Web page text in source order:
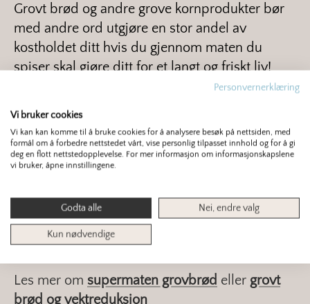
Grovt brød og andre grove kornprodukter bør
med andre ord utgjøre en stor andel av
kostholdet ditt hvis du gjennom maten du
spiser skal gjøre ditt for et langt og friskt liv!
Kilde: Whole grain consumption and risk of
cardiovascular disease, cancer, and all cause
and cause specific mortality: systematic review
and dose-response meta-analysis of
Keum, Edward Giovannucci, Lars T Fadnes,
Paolo Boffetta, Darren C Greenwood, Serena
Tonstad, Lars J Vatten, Elio Riboli, Teresa Norat
Les mer om supermaten grovbrød eller grovt
brød og vektreduksjon
Personvernerklæring
Vi bruker cookies
Vi kan kan komme til å bruke cookies for å analysere besøk på nettsiden, med
formål om å forbedre nettstedet vårt, vise personlig tilpasset innhold og for å gi
deg en flott nettstedopplevelse. For mer informasjon om informasjonskapslene
vi bruker, åpne innstillingene.
Godta alle Nei, endre valg
Kun nødvendige